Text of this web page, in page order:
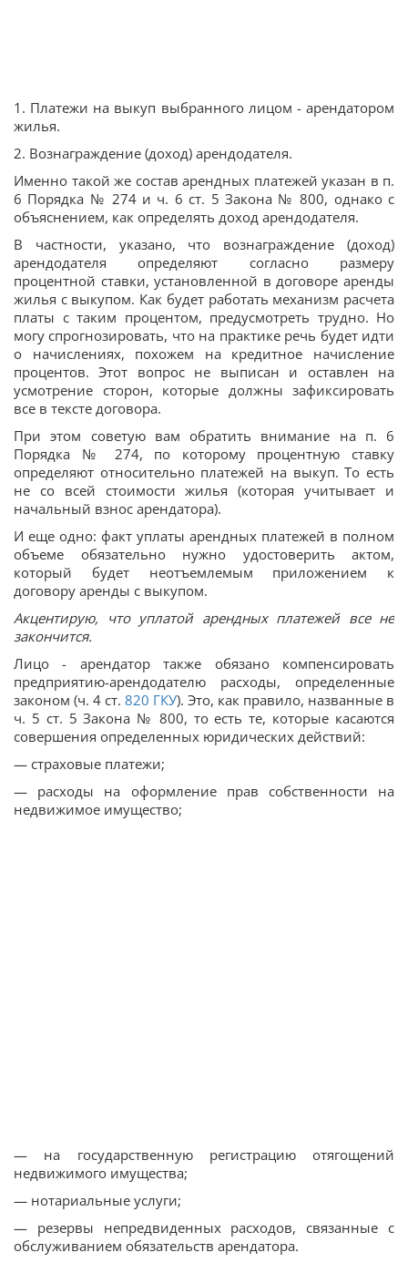
1. Платежи на выкуп выбранного лицом - арендатором
жилья.
2. Вознаграждение (доход) арендодателя.
Именно такой же состав арендных платежей указан в п.
6 Порядка № 274 и ч. 6 ст. 5 Закона № 800, однако с
объяснением, как определять доход арендодателя.
В частности, указано, что вознаграждение (доход)
арендодателя определяют согласно размеру
процентной ставки, установленной в договоре аренды
жилья с выкупом. Как будет работать механизм расчета
платы с таким процентом, предусмотреть трудно. Но
могу спрогнозировать, что на практике речь будет идти
о начислениях, похожем на кредитное начисление
процентов. Этот вопрос не выписан и оставлен на
усмотрение сторон, которые должны зафиксировать
все в тексте договора.
При этом советую вам обратить внимание на п. 6
Порядка № 274, по которому процентную ставку
определяют относительно платежей на выкуп. То есть
не со всей стоимости жилья (которая учитывает и
начальный взнос арендатора).
И еще одно: факт уплаты арендных платежей в полном
объеме обязательно нужно удостоверить актом,
который будет неотъемлемым приложением к
договору аренды с выкупом.
Акцентирую, что уплатой арендных платежей все не
закончится.
Лицо - арендатор также обязано компенсировать
предприятию-арендодателю расходы, определенные
законом (ч. 4 ст. 820 ГКУ). Это, как правило, названные в
ч. 5 ст. 5 Закона № 800, то есть те, которые касаются
совершения определенных юридических действий:
— страховые платежи;
— расходы на оформление прав собственности на
недвижимое имущество;
— на государственную регистрацию отягощений
недвижимого имущества;
— нотариальные услуги;
— резервы непредвиденных расходов, связанные с
обслуживанием обязательств арендатора.